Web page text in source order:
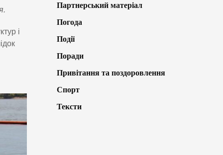
і
Партнерський матеріал
Погода
Події
Поради
Привітання та поздоровлення
Спорт
Тексти